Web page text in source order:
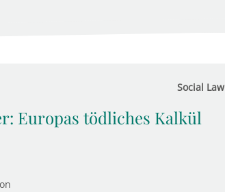
Social Law
Europas tödliches Kalkül